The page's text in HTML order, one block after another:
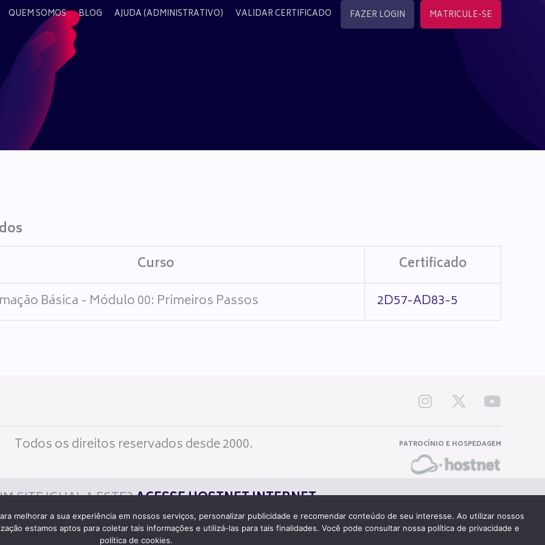
QUEM SOMOS BLOG AJUDA (ADMINISTRATIVO) VALIDAR CERTIFICADO FAZER LOGIN MATRICULE-SE
Curso
Certificado
Básica - Módulo 00: Primeiros Passos
2D57-AD83-5
Todos os direitos reservados desde 2000. PATROCÍNIO E HOSPEDAGEM
SITE IGUAL A ESTE?ACESSE HOSTNET INTERNET
melhorar a sua experiência em nossos serviços, personalizar publicidade e recomendar conteúdo de seu interesse. Ao utilizar nossos
estamos aptos para coletar tais informações e utilizá-las para tais finalidades. Você pode consultar nossa política de privacidade e
política de cookies.